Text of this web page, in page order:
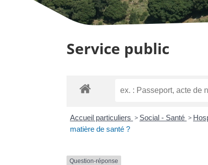
Service public
Accueil particuliers > Social - Santé >
matière de santé ?
Question-réponse